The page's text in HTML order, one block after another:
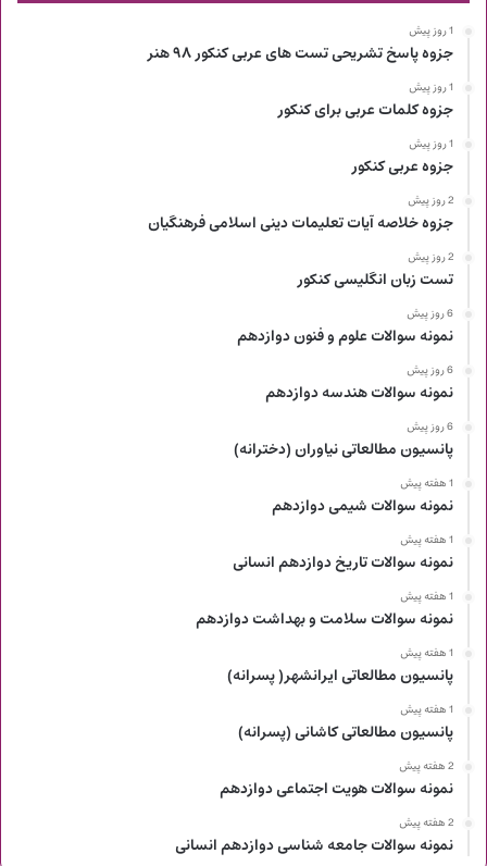
1 روز پیش
جزوه پاسخ تشریحی تست های عربی کنکور ۹۸ هنر
1 روز پیش
جزوه کلمات عربی برای کنکور
1 روز پیش
جزوه عربی کنکور
2 روز پیش
جزوه خلاصه آیات تعلیمات دینی اسلامی فرهنگیان
2 روز پیش
تست زبان انگلیسی کنکور
6 روز پیش
نمونه سوالات علوم و فنون دوازدهم
6 روز پیش
نمونه سوالات هندسه دوازدهم
6 روز پیش
پانسیون مطالعاتی نیاوران (دخترانه)
1 هفته پیش
نمونه سوالات شیمی دوازدهم
1 هفته پیش
نمونه سوالات تاریخ دوازدهم انسانی
1 هفته پیش
نمونه سوالات سلامت و بهداشت دوازدهم
1 هفته پیش
پانسیون مطالعاتی ایرانشهر( پسرانه)
1 هفته پیش
پانسیون مطالعاتی کاشانی (پسرانه)
2 هفته پیش
نمونه سوالات هویت اجتماعی دوازدهم
2 هفته پیش
نمونه سوالات جامعه شناسی دوازدهم انسانی